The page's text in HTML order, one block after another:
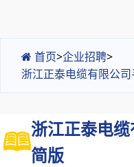
首页>企业招聘>
浙江正泰电缆有限公司
浙江正泰电
简版